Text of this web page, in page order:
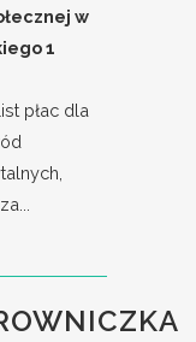
w
1
płac dla